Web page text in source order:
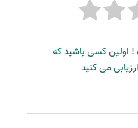
! اولین کسی باشید که
می کنید